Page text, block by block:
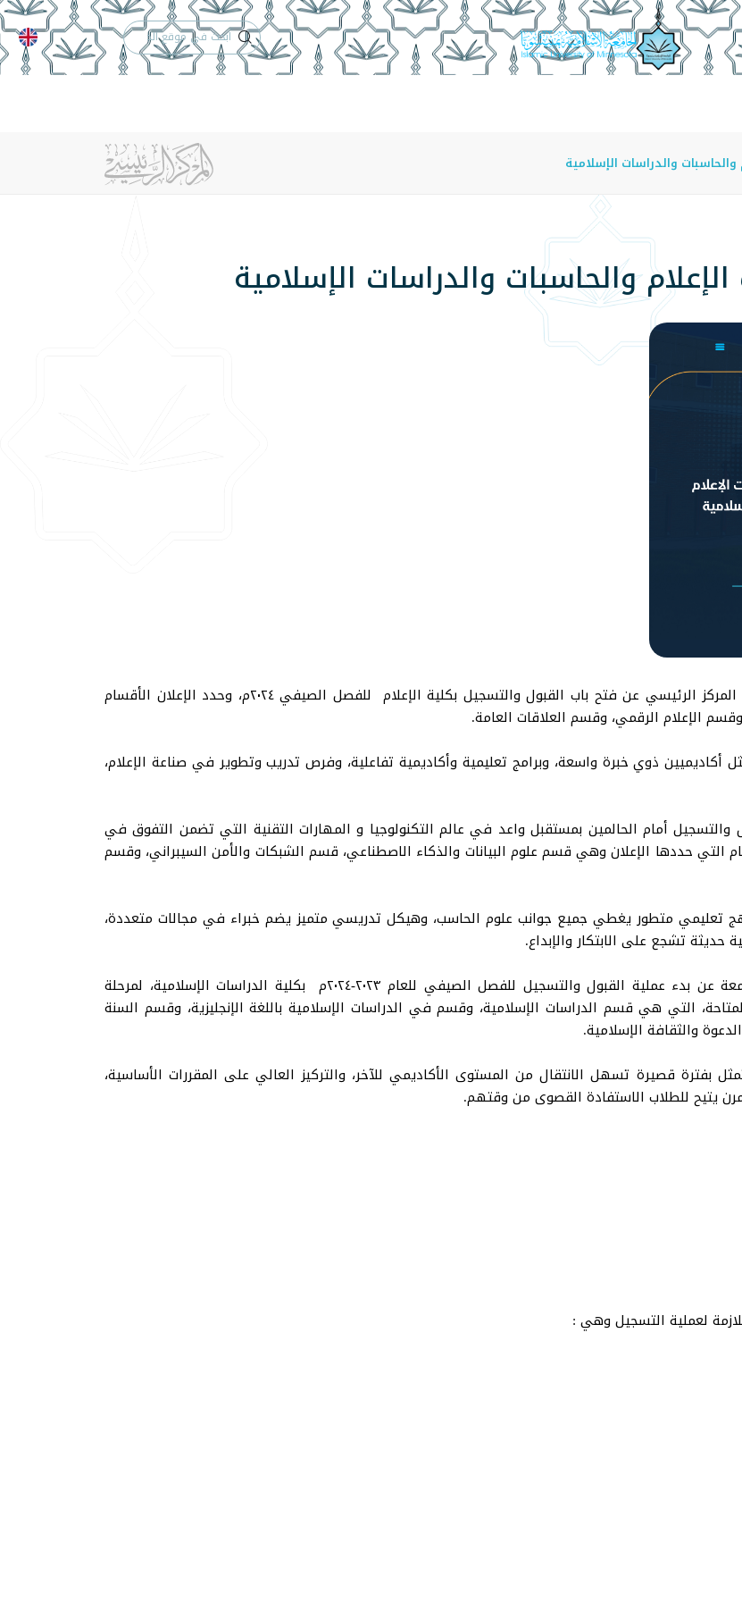
الدعم الفنيالتقويم الجامعي
والدراسات الإسلامية
والحاسبات والدراسات الإسلامية
أعلنت عمادة القبول والتسجيل بالجامعة الإسلامية بمنيسوتا المركز الرئيسي عن فتح باب القبول والتسجيل بكلية الإعلام للفصل الصيفي ٢٠٢٤م، وحدد الإعلان الأقسام
الإعلام الرقمي، وقسم العلاقات العامة.
أكاديميين ذوي خبرة واسعة، وبرامج تعليمية وأكاديمية تفاعلية، وفرص تدريب وتطوير في صناعة الإعلام،
أمام الحالمين بمستقبل واعد في عالم التكنولوجيا و المهارات التقنية التي تضمن التفوق في
حددها الإعلان وهي قسم علوم البيانات والذكاء الاصطناعي، قسم الشبكات والأمن السيبراني، وقسم
بمنهج تعليمي متطور يغطي جميع جوانب علوم الحاسب، وهيكل تدريسي متميز يضم خبراء في مجالات متعددة،
حديثة تشجع على الابتكار والإبداع.
من جهة ثالثة متصلة أعلنت عمادة القبول والتسجيل بالجامعة عن بدء عملية القبول والتسجيل للفصل الصيفي للعام ٢٠٢٣-٢٠٢٤م بكلية الدراسات الإسلامية، لمرحلة
التي هي قسم الدراسات الإسلامية، وقسم في الدراسات الإسلامية باللغة الإنجليزية، وقسم السنة
والثقافة الإسلامية.
بفترة قصيرة تسهل الانتقال من المستوى الأكاديمي للآخر، والتركيز العالي على المقررات الأساسية،
يتيح للطلاب الاستفادة القصوى من وقتهم.
لعملية التسجيل وهي :